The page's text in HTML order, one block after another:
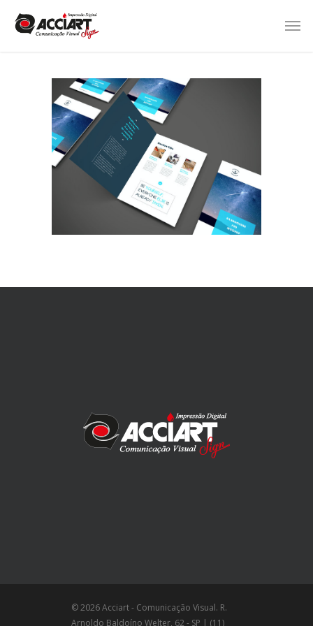
© 2026 Acciart - Comunicação Visual. R.
Arnoldo Baldoíno Welter, 62 - SP | (11)